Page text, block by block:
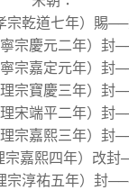
宗乾道七年）賜
宗慶元二年）封
宗嘉定元年）封
宗寶慶三年）封
宋端平二年）封
宗嘉熙三年）封
宗嘉熙四年）改封
宗淳祐五年）封